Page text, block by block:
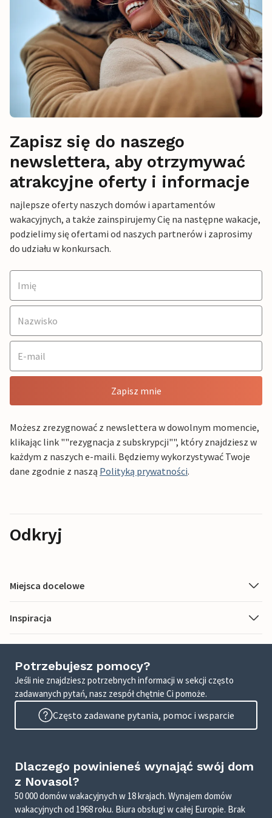
Zapisz się do naszego
newslettera, aby otrzymywać
atrakcyjne oferty i informacje
najlepsze oferty naszych domów i apartamentów
wakacyjnych, a także zainspirujemy Cię na następne wakacje,
podzielimy się ofertami od naszych partnerów i zaprosimy
do udziału w konkursach.
Zapisz mnie
Możesz zrezygnować z newslettera w dowolnym momencie,
klikając link ""rezygnacja z subskrypcji"", który znajdziesz w
każdym z naszych e-maili. Będziemy wykorzystywać Twoje
dane zgodnie z naszą Polityką prywatności.
Odkryj
Miejsca docelowe
Inspiracja
Potrzebujesz pomocy?
Jeśli nie znajdziesz potrzebnych informacji w sekcji często
zadawanych pytań, nasz zespół chętnie Ci pomoże.
Często zadawane pytania, pomoc i wsparcie
Dlaczego powinieneś wynająć swój dom
z Novasol?
50 000 domów wakacyjnych w 18 krajach. Wynajem domów
wakacyjnych od 1968 roku. Biura obsługi w całej Europie. Brak